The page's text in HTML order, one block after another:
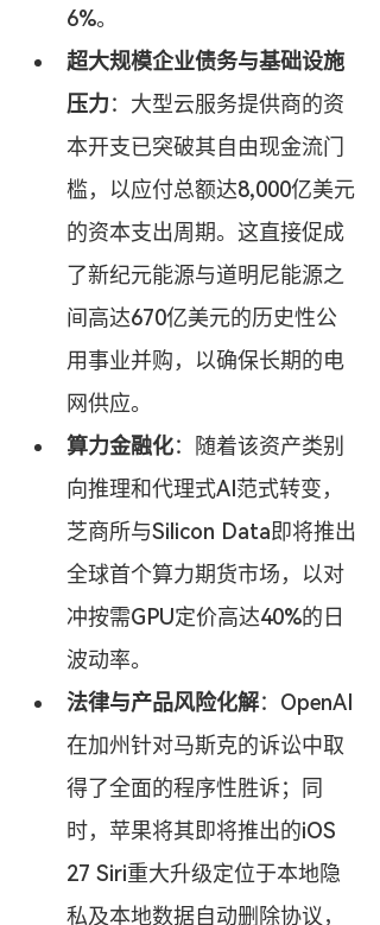
6%。
超大规模企业债务与基础设施
压力：大型云服务提供商的资
本开支已突破其自由现金流门
槛，以应付总额达8,000亿美元
的资本支出周期。这直接促成
了新纪元能源与道明尼能源之
间高达670亿美元的历史性公
用事业并购，以确保长期的电
网供应。
算力金融化：随着该资产类别
向推理和代理式AI范式转变，
芝商所与Silicon Data即将推出
全球首个算力期货市场，以对
冲按需GPU定价高达40%的日
波动率。
法律与产品风险化解：OpenAI
在加州针对马斯克的诉讼中取
得了全面的程序性胜诉；同
时，苹果将其即将推出的iOS
27 Siri重大升级定位于本地隐
私及本地数据自动删除协议，